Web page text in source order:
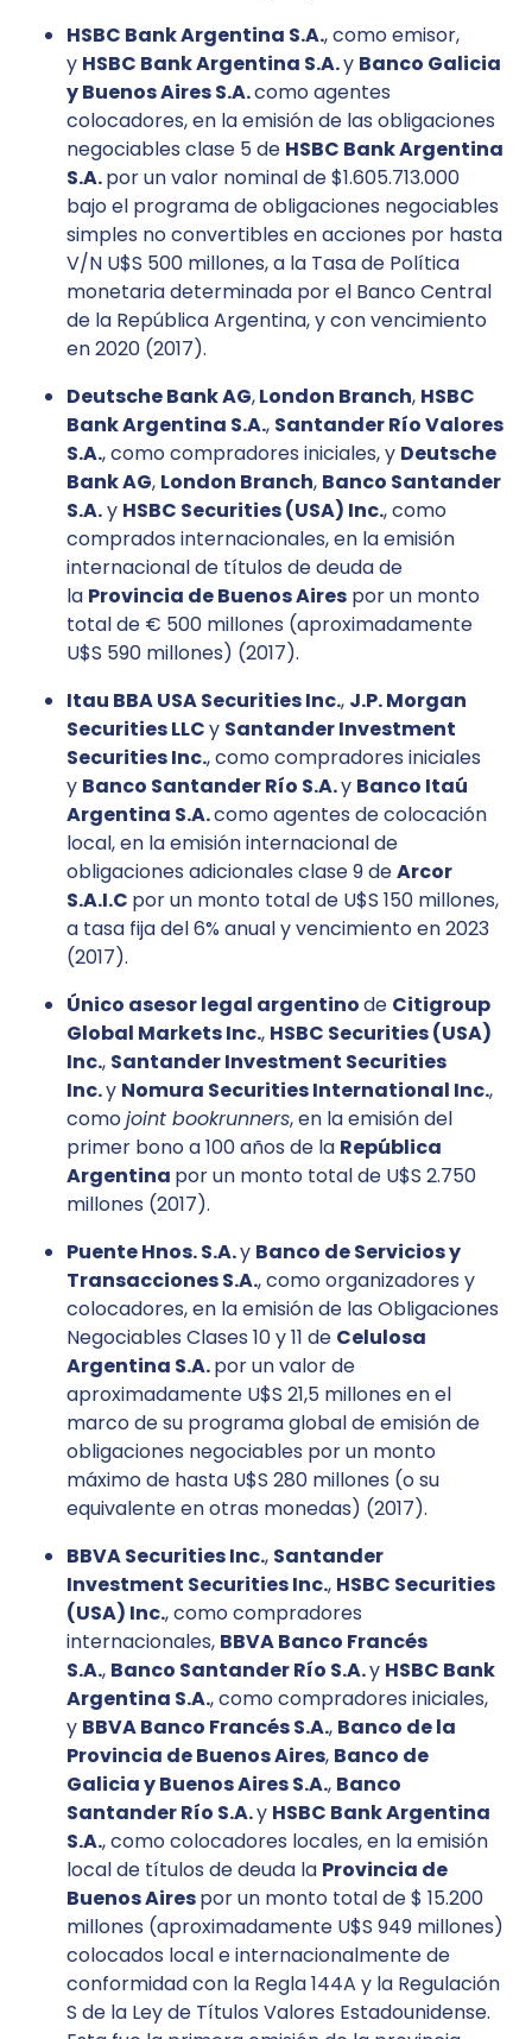
HSBC Bank Argentina S.A., como emisor,
y HSBC Bank Argentina S.A.y Banco Galicia
y Buenos Aires S.A.como agentes
colocadores, en la emisión de las obligaciones
negociables clase 5 de HSBC Bank Argentina
S.A.por un valor nominal de $1.605.713.000
bajo el programa de obligaciones negociables
simples no convertibles en acciones por hasta
V/N U$S 500 millones, a la Tasa de Política
monetaria determinada por el Banco Central
de la República Argentina, y con vencimiento
en 2020 (2017).
Deutsche Bank AG,London Branch, HSBC
Bank Argentina S.A., Santander Río Valores
S.A., como compradores iniciales, y Deutsche
Bank AG, London Branch, Banco Santander
S.A.y HSBC Securities (USA) Inc., como
comprados internacionales, en la emisión
internacional de títulos de deuda de
la Provincia de Buenos Aires por un monto
total de € 500 millones (aproximadamente
U$S 590 millones) (2017).
Itau BBA USA Securities Inc., J.P. Morgan
Securities LLCy Santander Investment
Securities Inc., como compradores iniciales
y Banco Santander Río S.A.y Banco Itaú
Argentina S.A.como agentes de colocación
local, en la emisión internacional de
obligaciones adicionales clase 9 deArcor
S.A.I.C por un monto total de U$S 150 millones,
a tasa fija del 6% anual y vencimiento en 2023
(2017).
Único asesor legal argentinode Citigroup
Global Markets Inc., HSBC Securities (USA)
Inc., Santander Investment Securities
Inc.y Nomura Securities International Inc.,
comojoint bookrunners, en la emisión del
primer bono a 100 años de la República
Argentina por un monto total de U$S 2.750
millones (2017).
Puente Hnos. S.A.y Banco de Servicios y
Transacciones S.A., como organizadores y
colocadores, en la emisión de las Obligaciones
Negociables Clases 10 y 11 de Celulosa
Argentina S.A.por un valor de
aproximadamente U$S 21,5 millones en el
marco de su programa global de emisión de
obligaciones negociables por un monto
máximo de hasta U$S 280 millones (o su
equivalente en otras monedas) (2017).
BBVA Securities Inc., Santander
Investment Securities Inc., HSBC Securities
(USA) Inc., como compradores
internacionales, BBVA Banco Francés
S.A., Banco Santander Río S.A.y HSBC Bank
Argentina S.A., como compradores iniciales,
y BBVA Banco Francés S.A., Banco de la
Provincia de Buenos Aires, Banco de
Galicia y Buenos Aires S.A., Banco
Santander Río S.A.y HSBC Bank Argentina
S.A., como colocadores locales, en la emisión
local de títulos de deuda la Provincia de
Buenos Airespor un monto total de $ 15.200
millones (aproximadamente U$S 949 millones)
colocados local e internacionalmente de
conformidad con la Regla 144A y la Regulación
S de la Ley de Títulos Valores Estadounidense.